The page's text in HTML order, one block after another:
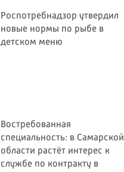
Роспотребнадзор утвердил
новые нормы по рыбе в
детском меню
Востребованная
специальность: в Самарской
области растёт интерес к
службе по контракту в